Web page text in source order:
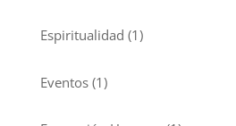
Espiritualidad (1)
Eventos(1)